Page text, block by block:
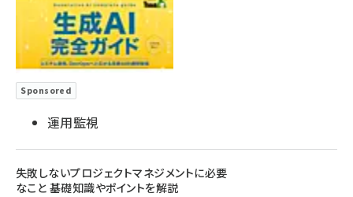
Sponsored
運用監視
失敗しないプロジェクトマネジメントに必要
なこと 基礎知識やポイントを解説